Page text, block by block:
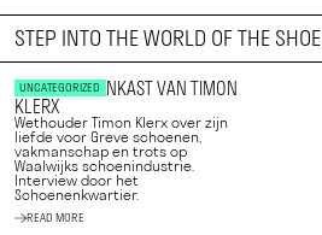
STEP INTO THE WORLD OF THE SHOE
UNCATEGORIZED
DE SCHOENENKAST VAN TIMON
KLERX
Wethouder Timon Klerx over zijn
liefde voor Greve schoenen,
vakmanschap en trots op
Waalwijks schoenindustrie.
Interview door het
Schoenenkwartier.
READ MORE